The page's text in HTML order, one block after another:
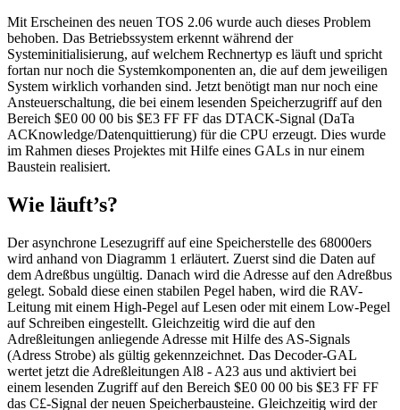
Mit Erscheinen des neuen TOS 2.06 wurde auch dieses Problem
behoben. Das Betriebssystem erkennt während der
Systeminitialisierung, auf welchem Rechnertyp es läuft und spricht
fortan nur noch die Systemkomponenten an, die auf dem jeweiligen
System wirklich vorhanden sind. Jetzt benötigt man nur noch eine
Ansteuerschaltung, die bei einem lesenden Speicherzugriff auf den
Bereich $E0 00 00 bis $E3 FF FF das DTACK-Signal (DaTa
ACKnowledge/Datenquittierung) für die CPU erzeugt. Dies wurde
im Rahmen dieses Projektes mit Hilfe eines GALs in nur einem
Baustein realisiert.
Wie läuft’s?
Der asynchrone Lesezugriff auf eine Speicherstelle des 68000ers
wird anhand von Diagramm 1 erläutert. Zuerst sind die Daten auf
dem Adreßbus ungültig. Danach wird die Adresse auf den Adreßbus
gelegt. Sobald diese einen stabilen Pegel haben, wird die RAV-
Leitung mit einem High-Pegel auf Lesen oder mit einem Low-Pegel
auf Schreiben eingestellt. Gleichzeitig wird die auf den
Adreßleitungen anliegende Adresse mit Hilfe des AS-Signals
(Adress Strobe) als gültig gekennzeichnet. Das Decoder-GAL
wertet jetzt die Adreßleitungen Al8 - A23 aus und aktiviert bei
einem lesenden Zugriff auf den Bereich $E0 00 00 bis $E3 FF FF
das C£-Signal der neuen Speicherbausteine. Gleichzeitig wird der